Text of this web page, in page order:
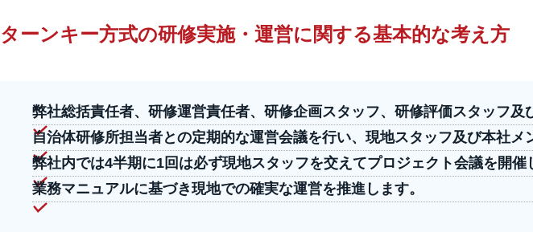
ターンキー方式の研修実施・運営に関する基本的な考え方
弊社総括責任者、研修運営責任者、研修企画スタッフ、研修評価スタッフ及
自治体研修所担当者との定期的な運営会議を行い、現地スタッフ及び本社メ
弊社内では4半期に1回は必ず現地スタッフを交えてプロジェクト会議を開催
業務マニュアルに基づき現地での確実な運営を推進します。